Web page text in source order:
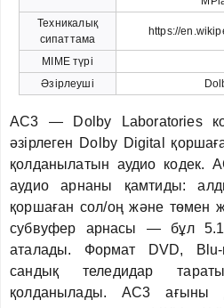
Техникалық
сипаттама
https://
MIME түрі
Әзірлеуші
AC3 — Dolby Laboratories
әзірлеген Dolby Digital
қолданылатын аудио кодек.
аудио арнаны қамтиды:
қоршаған сол/оң және төмен
субвуфер арнасы — бұл
аталады. Формат DVD, Blu-
сандық теледидар
қолданылады. AC3 ағыны